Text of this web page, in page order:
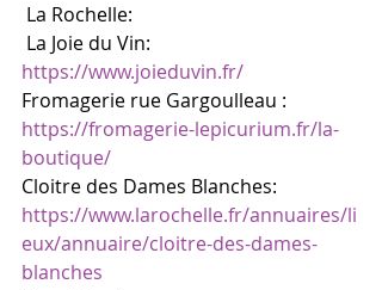
La Rochelle:
La Joie du Vin:
https://www.joieduvin.fr/
Fromagerie rue Gargoulleau :
https://fromagerie-lepicurium.fr/la-
boutique/
Cloitre des Dames Blanches:
https://www.larochelle.fr/annuaires/li
eux/annuaire/cloitre-des-dames-
blanches